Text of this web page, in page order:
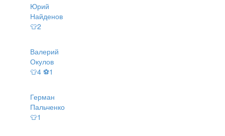
Юрий
Найденов
👕2
Валерий
Окулов
👕4 ⚽1
Герман
Пальченко
👕1